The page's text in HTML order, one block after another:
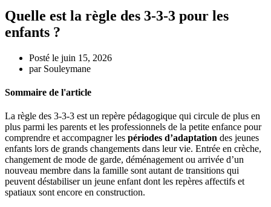
Quelle est la règle des 3-3-3 pour les
enfants ?
Posté le juin 15, 2026
par Souleymane
Sommaire de l'article
La règle des 3-3-3 est un repère pédagogique qui circule de plus en
plus parmi les parents et les professionnels de la petite enfance pour
comprendre et accompagner les périodes d’adaptation des jeunes
enfants lors de grands changements dans leur vie. Entrée en crèche,
changement de mode de garde, déménagement ou arrivée d’un
nouveau membre dans la famille sont autant de transitions qui
peuvent déstabiliser un jeune enfant dont les repères affectifs et
spatiaux sont encore en construction.